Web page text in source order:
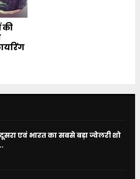
की
दूसरा एवं भारत का सबसे बड़ा ज्वेलरी शो